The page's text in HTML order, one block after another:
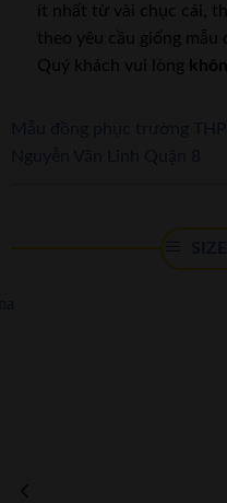
ít nhất từ vài chục cái,
theo yêu cầu giống mẫu
Quý khách vui lòng